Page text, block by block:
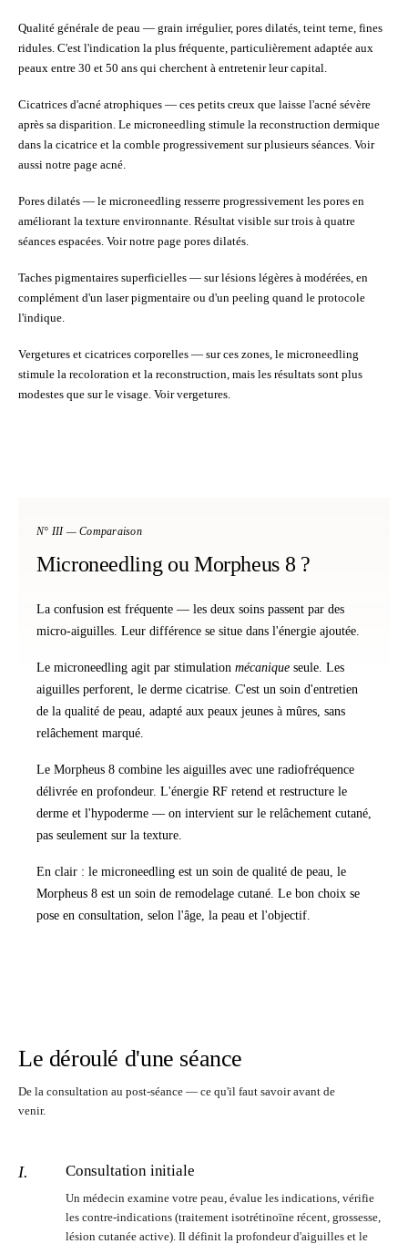
Qualité générale de peau — grain irrégulier, pores dilatés, teint terne, fines
ridules. C'est l'indication la plus fréquente, particulièrement adaptée aux
peaux entre 30 et 50 ans qui cherchent à entretenir leur capital.
Cicatrices d'acné atrophiques — ces petits creux que laisse l'acné sévère
après sa disparition. Le microneedling stimule la reconstruction dermique
dans la cicatrice et la comble progressivement sur plusieurs séances. Voir
aussi notre page acné.
Pores dilatés — le microneedling resserre progressivement les pores en
améliorant la texture environnante. Résultat visible sur trois à quatre
séances espacées. Voir notre page pores dilatés.
Taches pigmentaires superficielles — sur lésions légères à modérées, en
complément d'un laser pigmentaire ou d'un peeling quand le protocole
l'indique.
Vergetures et cicatrices corporelles — sur ces zones, le microneedling
stimule la recoloration et la reconstruction, mais les résultats sont plus
modestes que sur le visage. Voirvergetures.
N° III — Comparaison
Microneedling ou Morpheus 8 ?
La confusion est fréquente — les deux soins passent par des
micro-aiguilles. Leur différence se situe dans l'énergie ajoutée.
Le microneedling agit par stimulation mécanique seule. Les
aiguilles perforent, le derme cicatrise. C'est un soin d'entretien
de la qualité de peau, adapté aux peaux jeunes à mûres, sans
relâchement marqué.
Le Morpheus 8 combine les aiguilles avec une radiofréquence
délivrée en profondeur. L'énergie RF retend et restructure le
derme et l'hypoderme — on intervient sur le relâchement cutané,
pas seulement sur la texture.
En clair : le microneedling est un soin de qualité de peau, le
Morpheus 8 est un soin de remodelage cutané. Le bon choix se
pose en consultation, selon l'âge, la peau et l'objectif.
Le déroulé d'une séance
De la consultation au post-séance — ce qu'il faut savoir avant de
venir.
I. Consultation initiale
Un médecin examine votre peau, évalue les indications, vérifie
les contre-indications (traitement isotrétinoïne récent, grossesse,
lésion cutanée active). Il définit la profondeur d'aiguilles et le